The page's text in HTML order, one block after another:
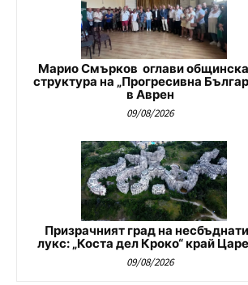
Марио Смърков оглави
структура на „Прогресивна
в Аврен
09/08/2026
Призрачният град на
лукс: „Коста дел Кроко“ край
09/08/2026